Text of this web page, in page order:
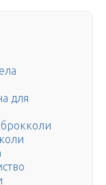
для